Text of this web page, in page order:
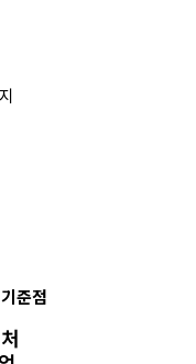
준점